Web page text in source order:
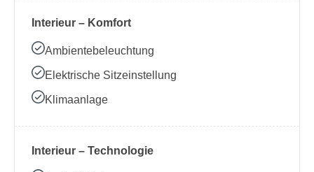
Interieur – Komfort
Ambientebeleuchtung
Elektrische Sitzeinstellung
Klimaanlage
Interieur – Technologie